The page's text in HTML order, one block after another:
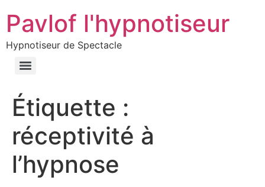
Pavlof l'hypnotiseur
Hypnotiseur de Spectacle
Étiquette :
réceptivité à
l’hypnose